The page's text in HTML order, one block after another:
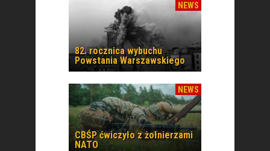
NEWS
82. rocznica wybuchu
Powstania Warszawskiego
NEWS
CBŚP ćwiczyło z żołnierzami
NATO